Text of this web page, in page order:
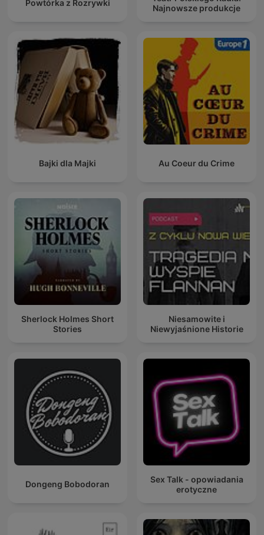
Powtórka z Rozrywki
Najnowsze produkcje
Bajki dla Majki Au Coeur du Crime
Sherlock Holmes Short
Stories
Niesamowite i
Niewyjaśnione Historie
Dongeng Bobodoran
Sex Talk - opowiadania
erotyczne